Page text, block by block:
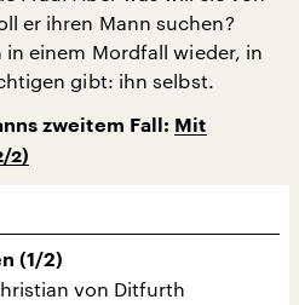
er ihren Mann suchen?
einem Mordfall wieder, in
gibt: ihn selbst.
zweitem Fall: Mit
2)
(1/2)
von Ditfurth